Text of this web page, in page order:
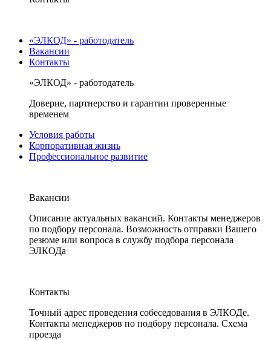
«ЭЛКОД» - работодатель
Вакансии
Контакты
«ЭЛКОД» - работодатель
Доверие, партнерство и гарантии проверенные
временем
Условия работы
Корпоративная жизнь
Профессиональное развитие
Вакансии
Описание актуальных вакансий. Контакты менеджеров
по подбору персонала. Возможность отправки Вашего
резюме или вопроса в службу подбора персонала
ЭЛКОДа
Контакты
Точный адрес проведения собеседования в ЭЛКОДе.
Контакты менеджеров по подбору персонала. Схема
проезда